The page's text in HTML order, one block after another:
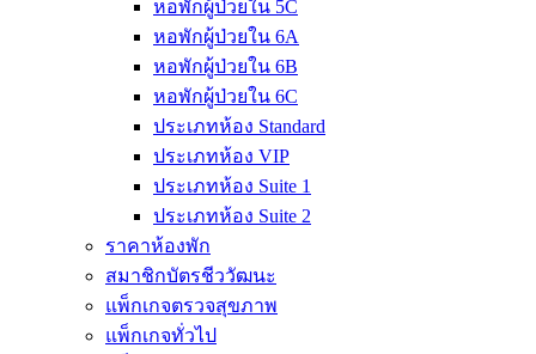
หอพักผู้ป่วยใน 5C
หอพักผู้ป่วยใน 6A
หอพักผู้ป่วยใน 6B
หอพักผู้ป่วยใน 6C
ประเภทห้อง Standard
ประเภทห้อง VIP
ประเภทห้อง Suite 1
ประเภทห้อง Suite 2
ราคาห้องพัก
สมาชิกบัตรชีววัฒนะ
แพ็กเกจตรวจสุขภาพ
แพ็กเกจทั่วไป